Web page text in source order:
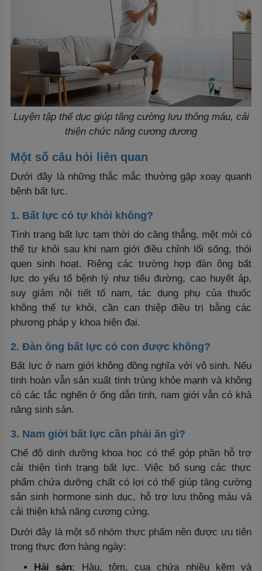
Luyện tập thể dục giúp tăng cường lưu thông máu, cải
thiện chức năng cương dương
Một số câu hỏi liên quan
Dưới đây là những thắc mắc thường gặp xoay quanh
bệnh bất lực.
1. Bất lực có tự khỏi không?
Tình trạng bất lực tạm thời do căng thẳng, mệt mỏi có
thể tự khỏi sau khi nam giới điều chỉnh lối sống, thói
quen sinh hoạt. Riêng các trường hợp đàn ông bất
lực do yếu tố bệnh lý như tiểu đường, cao huyết áp,
suy giảm nội tiết tố nam, tác dụng phụ của thuốc
không thể tự khỏi, cần can thiệp điều trị bằng các
phương pháp y khoa hiện đại.
2. Đàn ông bất lực có con được không?
Bất lực ở nam giới không đồng nghĩa với vô sinh. Nếu
tinh hoàn vẫn sản xuất tinh trùng khỏe mạnh và không
có các tắc nghẽn ở ống dẫn tinh, nam giới vẫn có khả
năng sinh sản.
3. Nam giới bất lực cần phải ăn gì?
Chế độ dinh dưỡng khoa học có thể góp phần hỗ trợ
cải thiện tình trạng bất lực. Việc bổ sung các thực
phẩm chứa dưỡng chất có lợi có thể giúp tăng cường
sản sinh hormone sinh dục, hỗ trợ lưu thông máu và
cải thiện khả năng cương cứng.
Dưới đây là một số nhóm thực phẩm nên được ưu tiên
trong thực đơn hàng ngày:
Hải sản: Hàu, tôm, cua chứa nhiều kẽm và